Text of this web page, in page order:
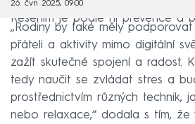
26. čvn 2025, 09:00
Řešením je podle ní prevence a
„Rodiny by také měly
přáteli a aktivity mimo digitální
zažít skutečné spojení a radost.
tedy naučit se zvládat stres a
prostřednictvím různých technik,
nebo relaxace,“ dodala s tím,